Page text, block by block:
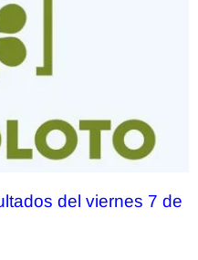
del viernes 7 de